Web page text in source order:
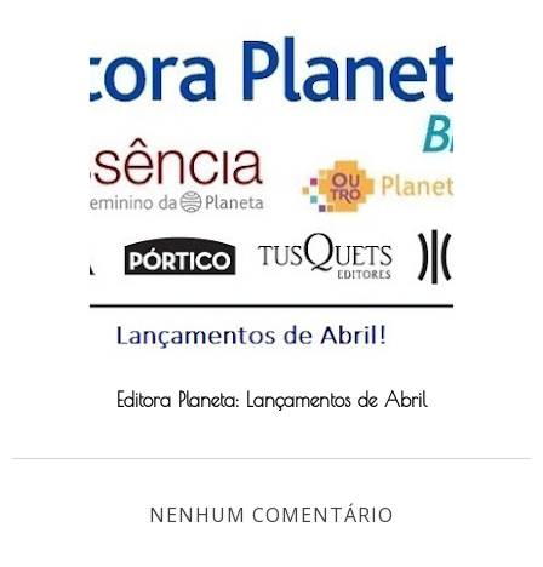
Editora Planeta: Lançamentos de Abril
NENHUM COMENTÁRIO